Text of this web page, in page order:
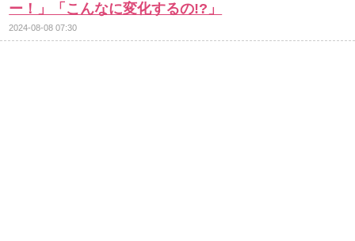
ー！」「こんなに変化するの!?」
2024-08-08 07:30